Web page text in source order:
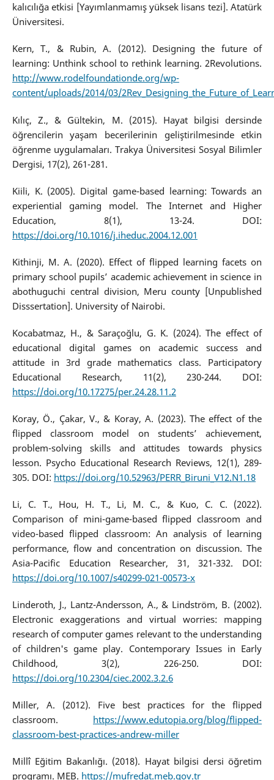
kalıcılığa etkisi [Yayımlanmamış yüksek lisans tezi]. Atatürk
Üniversitesi.
Kern, T., & Rubin, A. (2012). Designing the future of
learning: Unthink school to rethink learning. 2Revolutions.
http://www.rodelfoundationde.org/wp-
content/uploads/2014/03/
Kılıç, Z., & Gültekin, M. (2015). Hayat bilgisi dersinde
öğrencilerin yaşam becerilerinin geliştirilmesinde etkin
öğrenme uygulamaları. Trakya Üniversitesi Sosyal Bilimler
Dergisi, 17(2), 261-281.
Kiili, K. (2005). Digital game-based learning: Towards an
experiential gaming model. The Internet and Higher
Education, 8(1), 13-24. DOI:
https://doi.org/10.1016/j.iheduc.2004.12.001
Kithinji, M. A. (2020). Effect of flipped learning facets on
primary school pupils’ academic achievement in science in
abothuguchi central division, Meru county [Unpublished
Disssertation]. University of Nairobi.
Kocabatmaz, H., & Saraçoğlu, G. K. (2024). The effect of
educational digital games on academic success and
attitude in 3rd grade mathematics class. Participatory
Educational Research, 11(2), 230-244. DOI:
https://doi.org/10.17275/per.24.28.11.2
Koray, Ö., Çakar, V., & Koray, A. (2023). The effect of the
flipped classroom model on students’ achievement,
problem-solving skills and attitudes towards physics
lesson. Psycho Educational Research Reviews, 12(1), 289-
305. DOI: https://doi.org/10.52963/PERR_Biruni_V12.N1.18
Li, C. T., Hou, H. T., Li, M. C., & Kuo, C. C. (2022).
Comparison of mini-game-based flipped classroom and
video-based flipped classroom: An analysis of learning
performance, flow and concentration on discussion. The
Asia-Pacific Education Researcher, 31, 321-332. DOI:
https://doi.org/10.1007/s40299-021-00573-x
Linderoth, J., Lantz-Andersson, A., & Lindström, B. (2002).
Electronic exaggerations and virtual worries: mapping
research of computer games relevant to the understanding
of children's game play. Contemporary Issues in Early
Childhood, 3(2), 226-250. DOI:
https://doi.org/10.2304/ciec.2002.3.2.6
Miller, A. (2012). Five best practices for the flipped
classroom. https://www.edutopia.org/blog/flipped-
classroom-best-practices-andrew-miller
Millî Eğitim Bakanlığı. (2018). Hayat bilgisi dersi öğretim
programı. MEB. https://mufredat.meb.gov.tr